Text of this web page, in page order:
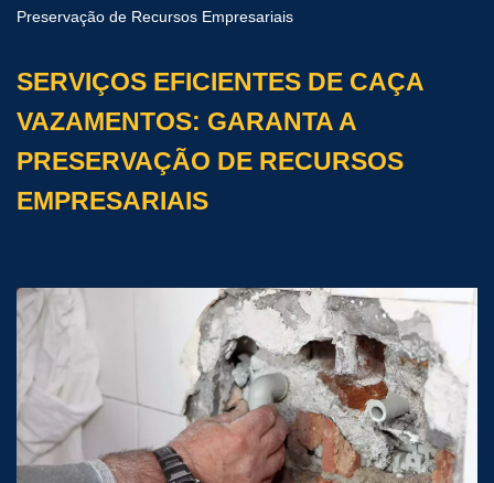
Preservação de Recursos Empresariais
SERVIÇOS EFICIENTES DE CAÇA
VAZAMENTOS: GARANTA A
PRESERVAÇÃO DE RECURSOS
EMPRESARIAIS